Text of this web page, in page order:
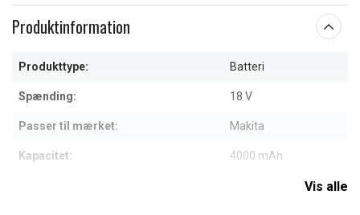
Produktinformation
Produkttype: Batteri
Spænding: 18 V
Passer til mærket: Makita
Kapacitet: 4000 mAh
Vis alle